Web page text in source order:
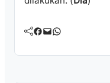
Facebook Mail WhatsApp